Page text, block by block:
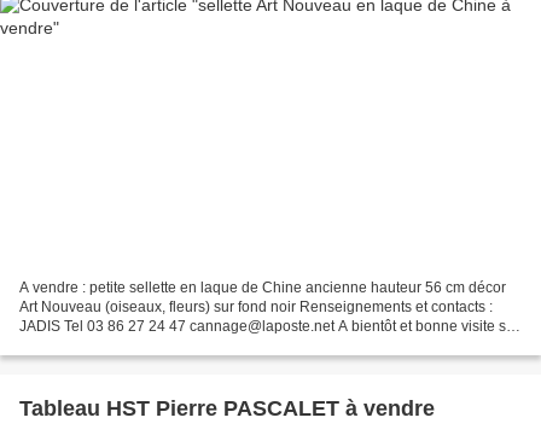
A vendre : petite sellette en laque de Chine ancienne hauteur 56 cm décor
Art Nouveau (oiseaux, fleurs) sur fond noir Renseignements et contacts :
JADIS Tel 03 86 27 24 47 cannage@laposte.net A bientôt et bonne visite sur
Tableau HST Pierre PASCALET à vendre